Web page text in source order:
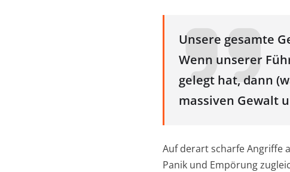
Unsere gesamte
Wenn unserer
gelegt hat, dann
massiven Gewalt
Auf derart scharfe Angriffe
Panik und Empörung